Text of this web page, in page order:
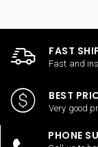
FAST
Fast and
BEST
Very good
PHONE